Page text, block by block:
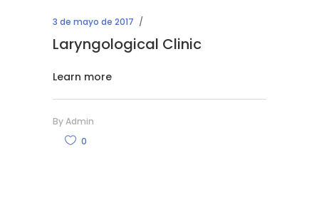
3 de mayo de 2017
Laryngological Clinic
Learn more
ByAdmin
0